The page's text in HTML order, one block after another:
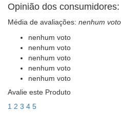
Opinião dos consumidores:
Média de avaliações: nenhum voto
nenhum voto
nenhum voto
nenhum voto
nenhum voto
nenhum voto
Avalie este Produto
1 2 3 4 5